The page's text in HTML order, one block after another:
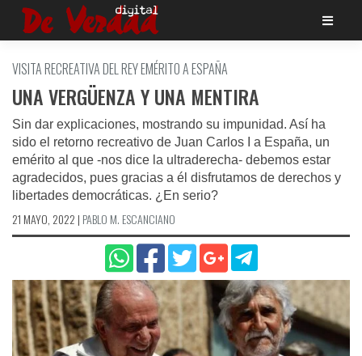
Saltar
VISITA RECREATIVA DEL REY EMÉRITO A ESPAÑA
UNA VERGÜENZA Y UNA MENTIRA
Sin dar explicaciones, mostrando su impunidad. Así ha
sido el retorno recreativo de Juan Carlos I a España, un
emérito al que -nos dice la ultraderecha- debemos estar
agradecidos, pues gracias a él disfrutamos de derechos y
libertades democráticas. ¿En serio?
21 MAYO, 2022 | PABLO M. ESCANCIANO